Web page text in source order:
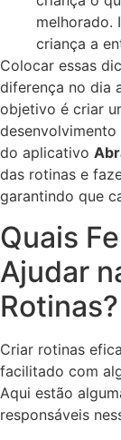
melhorado.
criança a
Colocar essas
diferença no dia
objetivo é criar
do aplicativo
das rotinas e
garantindo que
Quais
Ajudar
Rotinas?
Criar rotinas
facilitado com
Aqui estão
responsáveis